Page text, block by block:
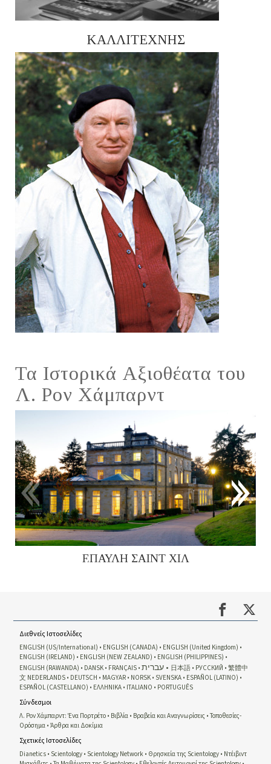
ΚΑΛΛΙΤΕΧΝΗΣ
Τα Ιστορικά Αξιοθέατα του
Λ. Ρον Χάμπαρντ
ΕΠΑΥΛΗ ΣΑΙΝΤ ΧΙΛ
Διεθνείς Ιστοσελίδες
ENGLISH (US/International) ENGLISH (CANADA)
ENGLISH (United Kingdom)
ENGLISH (IRELAND)
ENGLISH (NEW ZEALAND)
ENGLISH (PHILIPPINES)
ENGLISH (RAWANDA)
DANSK FRANÇAIS עברית 日本語 РУССКИЙ
繁體中
文 NEDERLANDS DEUTSCH MAGYAR NORSK SVENSKA ESPAÑOL (LATINO)
ESPAÑOL (CASTELLANO)
ΕΛΛΗΝΙΚA ITALIANO PORTUGUÊS
Σύνδεσμοι
Λ. Ρον Χάμπαρντ: Ένα Πορτρέτο Βιβλία Βραβεία και Αναγνωρίσεις
Τοποθεσίες-
Ορόσημα Άρθρα και Δοκίμια
Σχετικές Ιστοσελίδες
Dianetics Scientology Scientology Network Θρησκεία της Scientology Ντέιβιντ